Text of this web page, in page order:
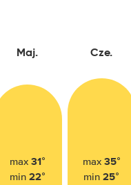
Maj.
max 31°
min 22°
Cze.
max 35°
min25°